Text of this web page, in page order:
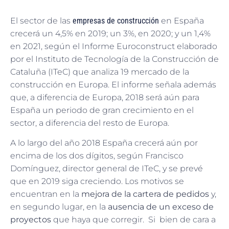
El sector de las empresas de construcción en España
crecerá un 4,5% en 2019; un 3%, en 2020; y un 1,4%
en 2021, según el Informe Euroconstruct elaborado
por el Instituto de Tecnología de la Construcción de
Cataluña (ITeC) que analiza 19 mercado de la
construcción en Europa. El informe señala además
que, a diferencia de Europa, 2018 será aún para
España un periodo de gran crecimiento en el
sector, a diferencia del resto de Europa.
A lo largo del año 2018 España crecerá aún por
encima de los dos dígitos, según Francisco
Domínguez, director general de ITeC, y se prevé
que en 2019 siga creciendo. Los motivos se
encuentran en la mejora de la cartera de pedidos y,
en segundo lugar, en la ausencia de un exceso de
proyectos que haya que corregir. Si bien de cara a